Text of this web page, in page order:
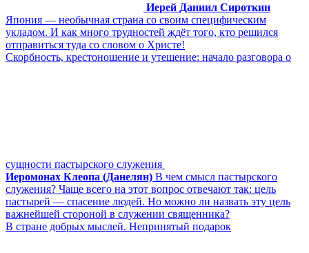
Иерей Даниил Сироткин
Япония ― необычная страна со своим специфическим
укладом. И как много трудностей ждёт того, кто решился
отправиться туда со словом о Христе!
Скорбность, крестоношение и утешение: начало разговора о
сущности пастырского служения
Иеромонах Клеопа (Данелян) В чем смысл пастырского
служения? Чаще всего на этот вопрос отвечают так: цель
пастырей ― спасение людей. Но можно ли назвать эту цель
важнейшей стороной в служении священника?
В стране добрых мыслей. Непринятый подарок